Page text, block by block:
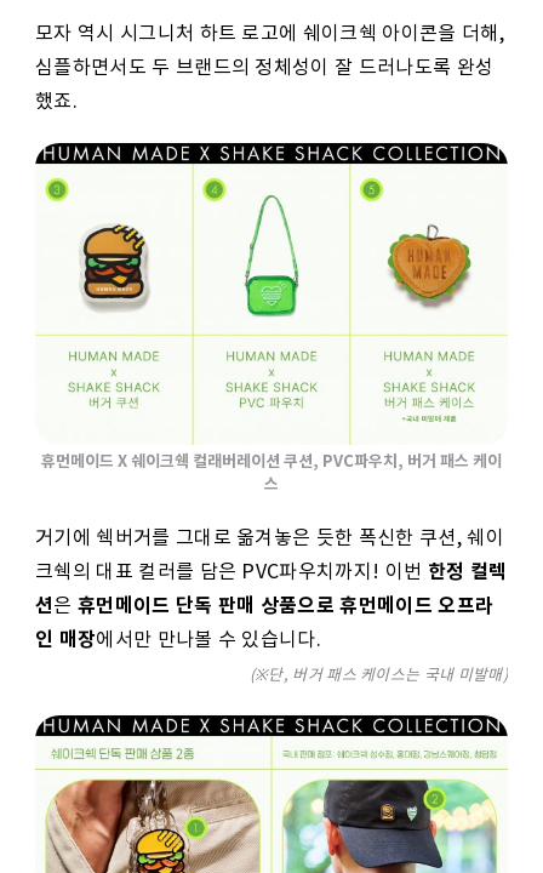
모자 역시 시그니처 하트 로고에 쉐이크쉑 아이콘을 더해,
심플하면서도 두 브랜드의 정체성이 잘 드러나도록 완성
했죠.
휴먼메이드 X 쉐이크쉑 컬래버레이션 쿠션, PVC파우치, 버거 패스 케이
스
거기에 쉑버거를 그대로 옮겨놓은 듯한 폭신한 쿠션, 쉐이
크쉑의 대표 컬러를 담은 PVC파우치까지! 이번 한정 컬렉
션은 휴먼메이드 단독 판매 상품으로 휴먼메이드 오프라
인 매장에서만 만나볼 수 있습니다.
(※단, 버거 패스 케이스는 국내 미발매)